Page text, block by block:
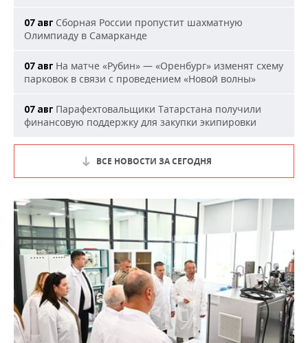
07 авг Сборная России пропустит шахматную
Олимпиаду в Самарканде
07 авг На матче «Рубин» — «Оренбург» изменят схему
парковок в связи с проведением «Новой волны»
07 авг Парафехтовальщики Татарстана получили
финансовую поддержку для закупки экипировки
ВСЕ НОВОСТИ ЗА СЕГОДНЯ